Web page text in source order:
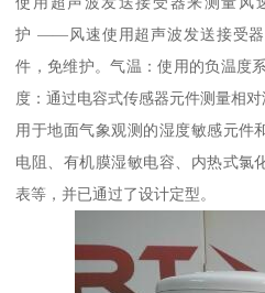
护 ——风速使用超声波发送接受
件，免维护。气温：使用的负温
度：通过电容式传感器元件测量相对
用于地面气象观测的湿度敏感元件
电阻、有机膜湿敏电容、内热式氯
表等，并已通过了设计定型。